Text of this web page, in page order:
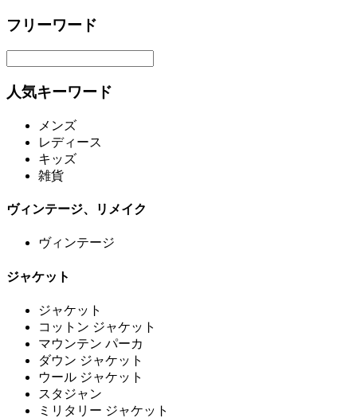
フリーワード
人気キーワード
メンズ
レディース
キッズ
雑貨
ヴィンテージ、リメイク
ヴィンテージ
ジャケット
ジャケット
コットン ジャケット
マウンテン パーカ
ダウン ジャケット
ウール ジャケット
スタジャン
ミリタリー ジャケット